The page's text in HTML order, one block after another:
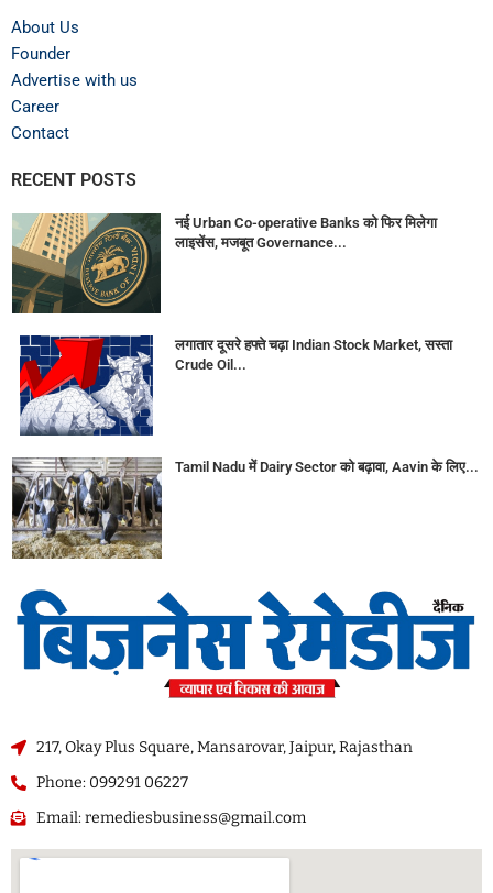
About Us
Founder
Advertise with us
Career
Contact
RECENT POSTS
नई Urban Co-operative Banks को फिर मिलेगा
लाइसेंस, मजबूत Governance...
लगातार दूसरे हफ्ते चढ़ा Indian Stock Market, सस्ता
Crude Oil...
Tamil Nadu में Dairy Sector को बढ़ावा, Aavin के लिए...
217, Okay Plus Square, Mansarovar, Jaipur, Rajasthan
Phone: 099291 06227
Email: remediesbusiness@gmail.com